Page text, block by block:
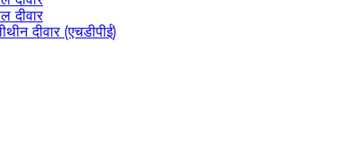
दीवार
दीवार (एचडीपीई)